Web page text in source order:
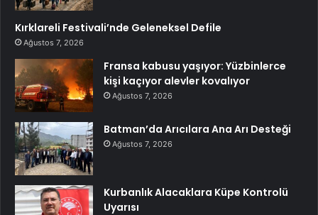
Kırklareli Festivali’nde Geleneksel Defile
Ağustos 7, 2026
Fransa kabusu yaşıyor: Yüzbinlerce
kişi kaçıyor alevler kovalıyor
Ağustos 7, 2026
Batman’da Arıcılara Ana Arı Desteği
Ağustos 7, 2026
Kurbanlık Alacaklara Küpe Kontrolü
Uyarısı